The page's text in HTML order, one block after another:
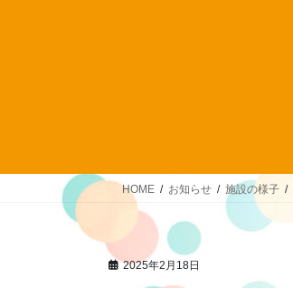
HOME お知らせ 施設の様子
2025年2月18日